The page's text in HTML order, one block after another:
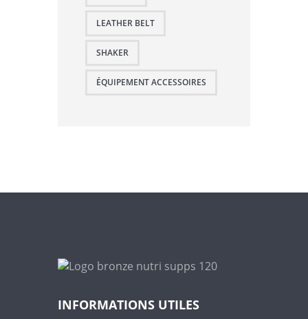
LEATHER BELT
SHAKER
ÉQUIPEMENT ACCESSOIRES
INFORMATIONS UTILES